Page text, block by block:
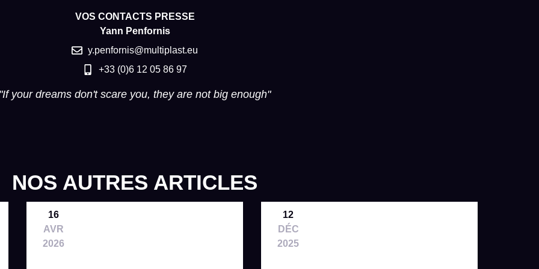
VOS CONTACTS PRESSE
Yann Penfornis
y.penfornis@multiplast.eu
+33 (0)6 12 05 86 97
"If your dreams don't scare you, they are not big enough"
NOS AUTRES ARTICLES
16
AVR
2026
12
DÉC
2025